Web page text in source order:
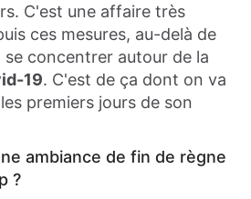
C'est une affaire très
ces mesures, au-delà de
concentrer autour de la
19. C'est de ça dont on va
premiers jours de son
ambiance de fin de règne
?